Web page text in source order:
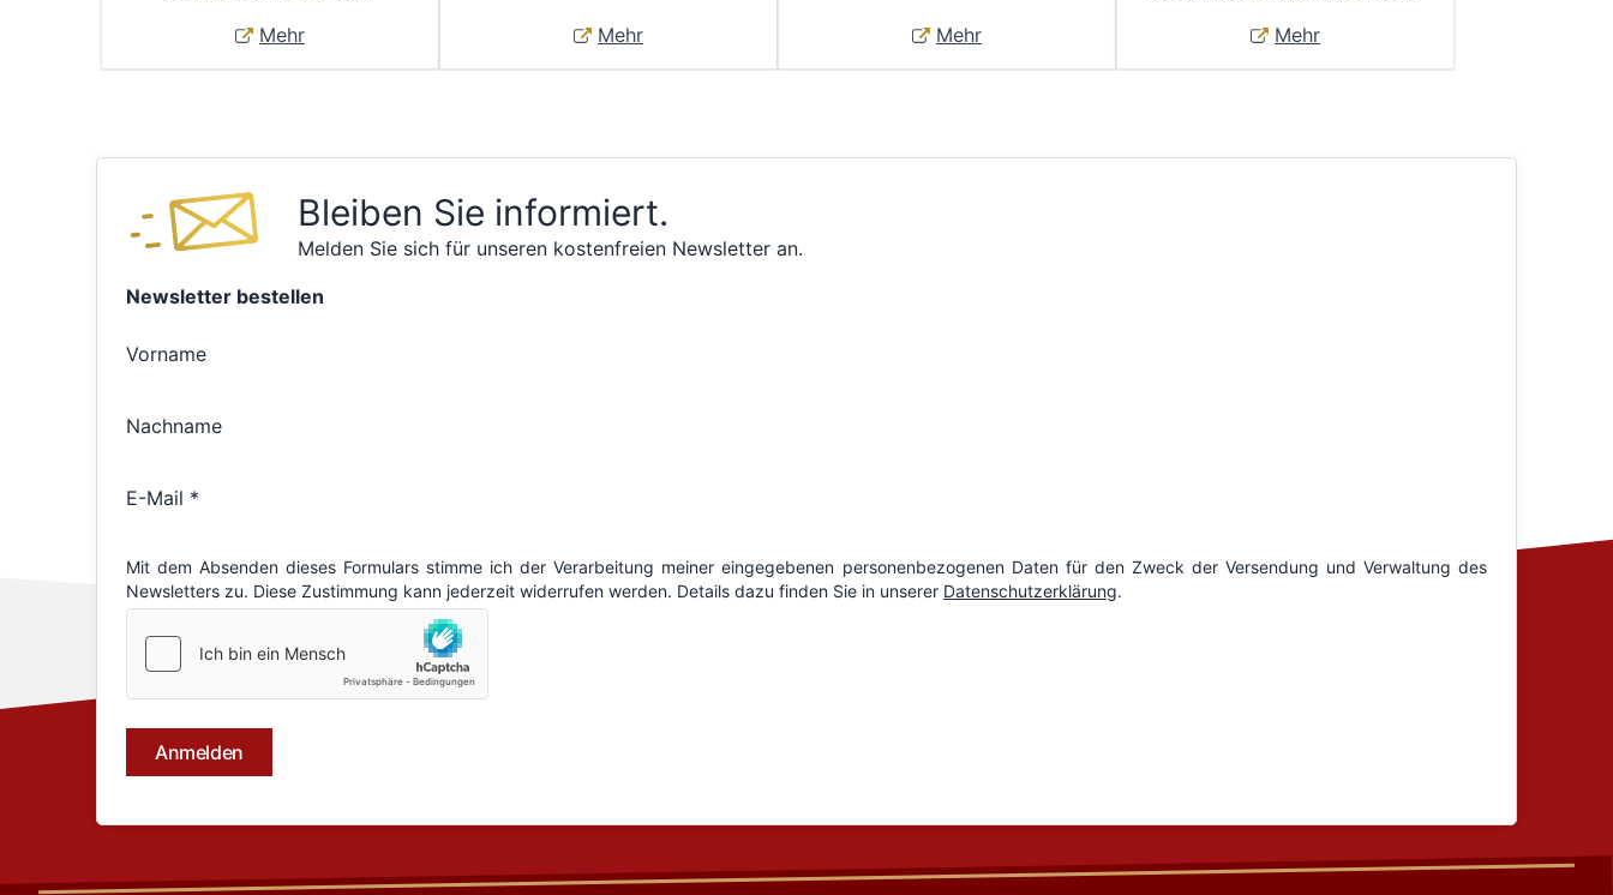
Mehr Mehr Mehr Mehr
Bleiben Sie informiert.
Melden Sie sich für unseren kostenfreien Newsletter an.